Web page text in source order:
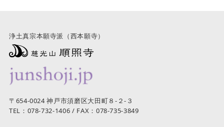
浄土真宗本願寺派（西本願寺）
〒654-0024 神戸市須磨区大田町８-２-３
TEL：078-732-1406 / FAX：078-735-3849